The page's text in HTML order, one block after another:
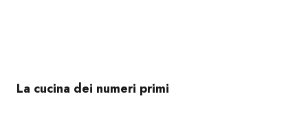
La cucina dei numeri primi